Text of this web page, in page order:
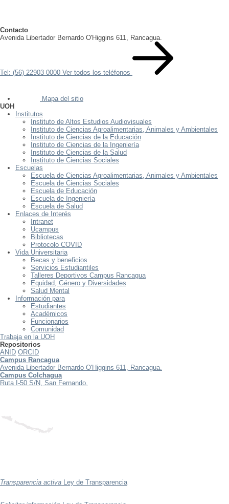
Contacto
Avenida Libertador Bernardo O'Higgins 611, Rancagua.
Tel: (56) 22903 0000 Ver todos los teléfonos
Mapa del sitio
UOH
Institutos
Instituto de Altos Estudios Audiovisuales
Instituto de Ciencias Agroalimentarias, Animales y Ambientales
Instituto de Ciencias de la Educación
Instituto de Ciencias de la Ingeniería
Instituto de Ciencias de la Salud
Instituto de Ciencias Sociales
Escuelas
Escuela de Ciencias Agroalimentarias, Animales y Ambientales
Escuela de Ciencias Sociales
Escuela de Educación
Escuela de Ingeniería
Escuela de Salud
Enlaces de Interés
Intranet
Ucampus
Bibliotecas
Protocolo COVID
Vida Universitaria
Becas y beneficios
Servicios Estudiantiles
Talleres Deportivos Campus Rancagua
Equidad, Género y Diversidades
Salud Mental
Información para
Estudiantes
Académicos
Funcionarios
Comunidad
Trabaja en la UOH
Repositorios
ANID ORCID
Campus Rancagua
Avenida Libertador Bernardo O'Higgins 611, Rancagua.
Campus Colchagua
Ruta I-50 S/N, San Fernando.
Transparencia activa Ley de Transparencia